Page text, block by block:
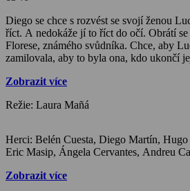
Diego se chce s rozvést se svojí ženou
říct. A nedokáže jí to říct do očí. Obrátí
Florese, známého svůdníka. Chce, aby
zamilovala, aby to byla ona, kdo ukončí
Zobrazit více
Režie: Laura Mañá
Herci: Belén Cuesta, Diego Martín, Hugo Silva, Joaquín Reyes,
Eric Masip, Ángela Cervantes,
Zobrazit více